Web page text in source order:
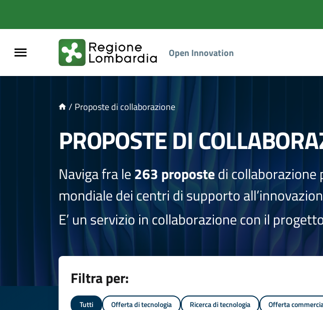
Open Innovation
/ Proposte di collaborazione
PROPOSTE DI
Naviga fra le263 propostedi collaborazione
mondiale dei centri di supporto
E’ un servizio in collaborazione con il
Filtra per:
Tutti Offerta di tecnologia Ricerca di tecnologia Offerta